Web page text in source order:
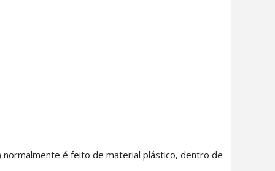
é feito de material plástico, dentro de